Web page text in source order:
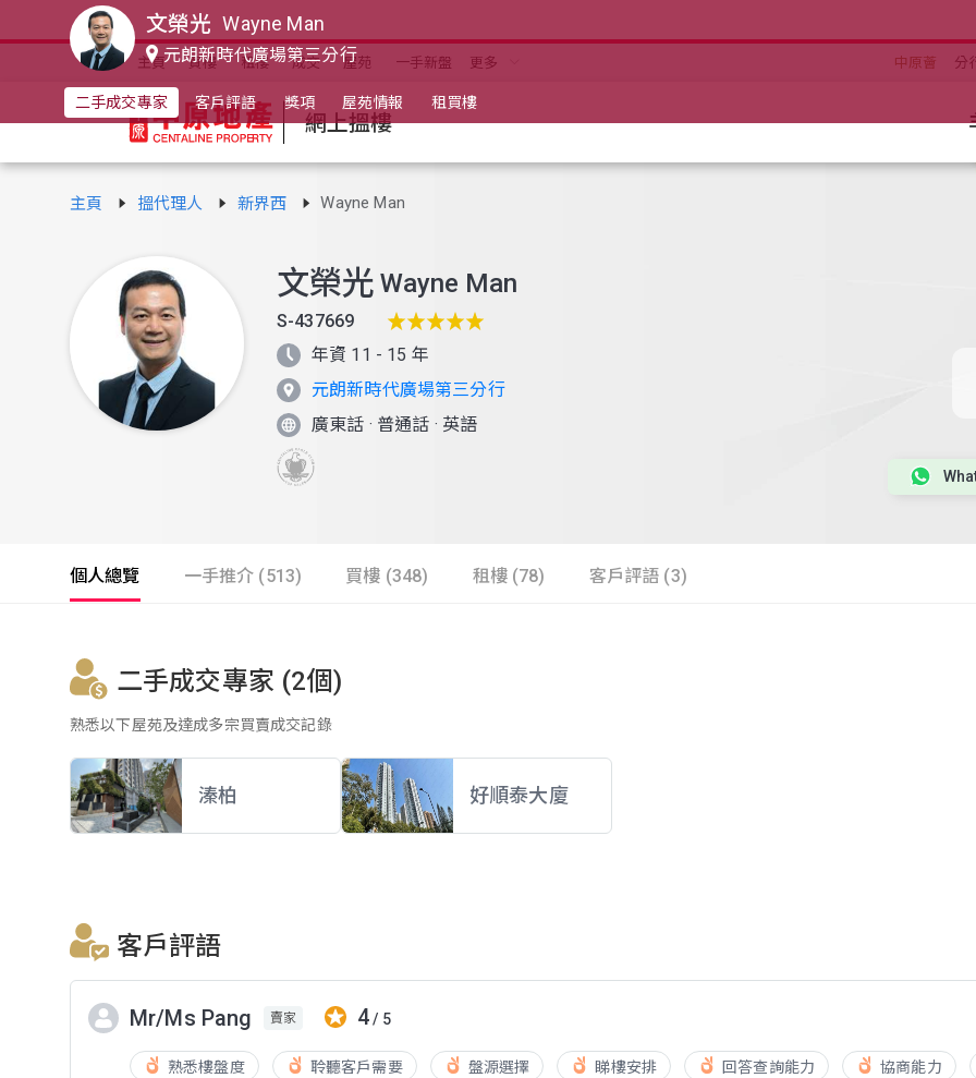
主頁 買樓 租樓 成交 屋苑 一手新盤 更多 中原薈 分
網上搵樓
主頁 搵代理人 新界西 Wayne Man
文榮光 Wayne Man
S-437669
年資 11 - 15 年
元朗新時代廣場第三分行
廣東話 · 普通話 · 英語
個人總覽 一手推介 (513) 買樓 (348) 租樓 (78) 客戶評語 (3)
二手成交專家 (2個)
熟悉以下屋苑及達成多宗買賣成交記錄
溱柏 好順泰大廈
客戶評語
Mr/Ms Pang 賣家 4/ 5
熟悉樓盤度 聆聽客戶需要 盤源選擇 睇樓安排 回答查詢能力 協商能力
文榮光 Wayne Man
元朗新時代廣場第三分行
二手成交專家 客戶評語 獎項 屋苑情報 租買樓